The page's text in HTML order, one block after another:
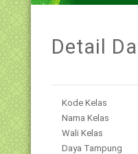
Detail
Kode Kelas
Nama Kelas
Wali Kelas
Daya Tampung